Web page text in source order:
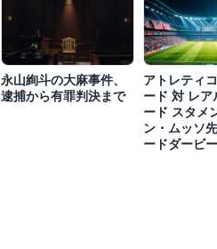
永山絢斗の大麻事件、
逮捕から有罪判決まで
アトレティ
ード 対 レア
ード スタメ
ン・ムッソ
ードダービー